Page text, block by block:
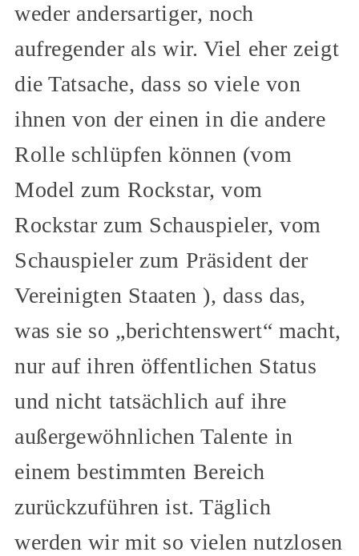
weder andersartiger, noch
aufregender als wir. Viel eher zeigt
die Tatsache, dass so viele von
ihnen von der einen in die andere
Rolle schlüpfen können (vom
Model zum Rockstar, vom
Rockstar zum Schauspieler, vom
Schauspieler zum Präsident der
Vereinigten Staaten ), dass das,
was sie so „berichtenswert“ macht,
nur auf ihren öffentlichen Status
und nicht tatsächlich auf ihre
außergewöhnlichen Talente in
einem bestimmten Bereich
zurückzuführen ist. Täglich
werden wir mit so vielen nutzlosen